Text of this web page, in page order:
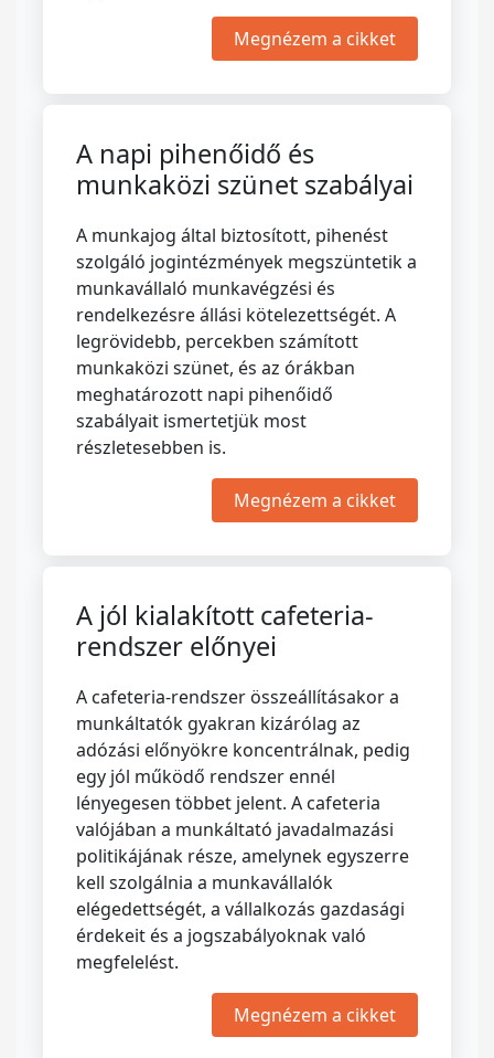
Megnézem a cikket
A napi pihenőidő és
munkaközi szünet szabályai
A munkajog által biztosított, pihenést
szolgáló jogintézmények megszüntetik a
munkavállaló munkavégzési és
rendelkezésre állási kötelezettségét. A
legrövidebb, percekben számított
munkaközi szünet, és az órákban
meghatározott napi pihenőidő
szabályait ismertetjük most
részletesebben is.
Megnézem a cikket
A jól kialakított cafeteria-
rendszer előnyei
A cafeteria-rendszer összeállításakor a
munkáltatók gyakran kizárólag az
adózási előnyökre koncentrálnak, pedig
egy jól működő rendszer ennél
lényegesen többet jelent. A cafeteria
valójában a munkáltató javadalmazási
politikájának része, amelynek egyszerre
kell szolgálnia a munkavállalók
elégedettségét, a vállalkozás gazdasági
érdekeit és a jogszabályoknak való
megfelelést.
Megnézem a cikket